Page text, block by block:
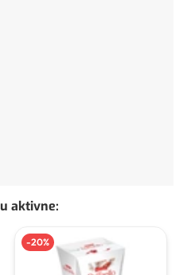
aktivne:
-20%